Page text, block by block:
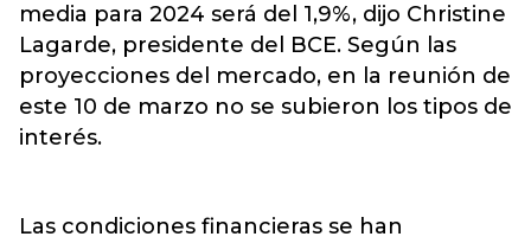
media para 2024 será del 1,9%, dijo Christine
Lagarde, presidente del BCE. Según las
proyecciones del mercado, en la reunión de
este 10 de marzo no se subieron los tipos de
interés.
Las condiciones financieras se han